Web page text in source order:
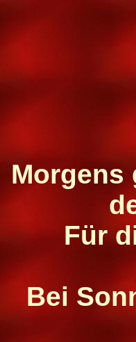
Morgens
Für
Bei